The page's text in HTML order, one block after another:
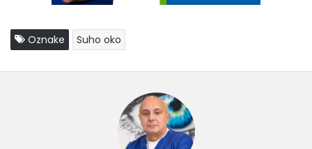
Oznake Suho oko